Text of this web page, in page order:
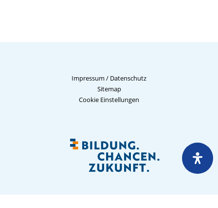
Impressum / Datenschutz
Sitemap
Cookie Einstellungen